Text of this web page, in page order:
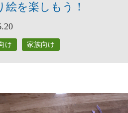
絵を楽しもう！
け 家族向け